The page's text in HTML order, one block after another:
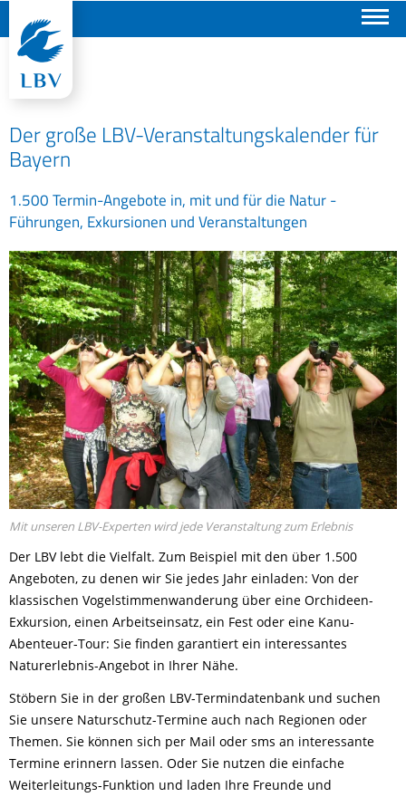
Der große LBV-Veranstaltungskalender für
Bayern
1.500 Termin-Angebote in, mit und für die Natur -
Führungen, Exkursionen und Veranstaltungen
Mit unseren LBV-Experten wird jede Veranstaltung zum Erlebnis
Der LBV lebt die Vielfalt. Zum Beispiel mit den über 1.500
Angeboten, zu denen wir Sie jedes Jahr einladen: Von der
klassischen Vogelstimmenwanderung über eine Orchideen-
Exkursion, einen Arbeitseinsatz, ein Fest oder eine Kanu-
Abenteuer-Tour: Sie finden garantiert ein interessantes
Naturerlebnis-Angebot in Ihrer Nähe.
Stöbern Sie in der großen LBV-Termindatenbank und suchen
Sie unsere Naturschutz-Termine auch nach Regionen oder
Themen. Sie können sich per Mail oder sms an interessante
Termine erinnern lassen. Oder Sie nutzen die einfache
Weiterleitungs-Funktion und laden Ihre Freunde und